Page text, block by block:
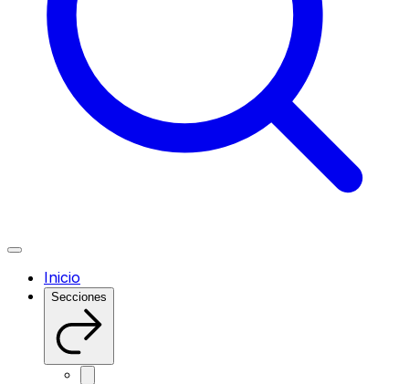
Inicio
Secciones